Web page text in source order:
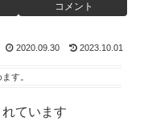
コメント
2020.09.30 2023.10.01
す。
ています